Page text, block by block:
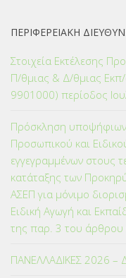
ΠΕΡΙΦΕΡΕΙΑΚΗ
Στοιχεία Εκτέλεσης
Π/θμιας & Δ/θμιας
9901000) περίοδος
Πρόσκληση υποψήφιων
Προσωπικού και
εγγεγραμμένων στους
κατάταξης των
ΑΣΕΠ για μόνιμο
Ειδική Αγωγή και
της παρ. 3 του άρθρου
ΠΑΝΕΛΛΑΔΙΚΕΣ 2026 –